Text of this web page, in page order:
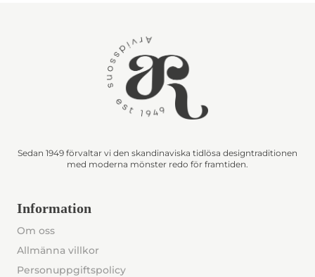
Sedan 1949 förvaltar vi den skandinaviska tidlösa designtraditionen
med moderna mönster redo för framtiden.
Information
Om oss
Allmänna villkor
Personuppgiftspolicy